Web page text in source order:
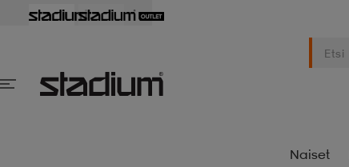
Naiset